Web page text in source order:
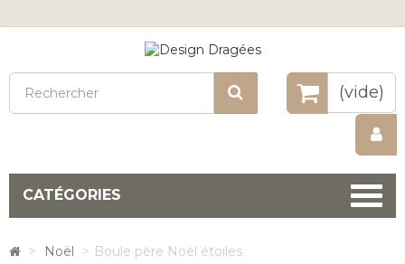
(vide)
Rechercher
CATÉGORIES
> Noël > Boule père Noël étoiles